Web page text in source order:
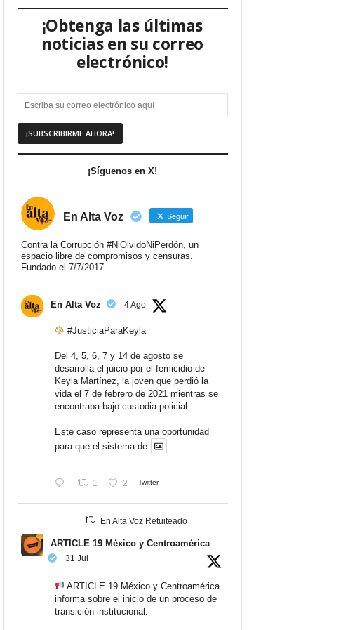
¡Obtenga las últimas
noticias en su correo
electrónico!
¡Síguenos en X!
En Alta Voz Seguir
Contra la Corrupción #NiOlvidoNiPerdón, un
espacio libre de compromisos y censuras.
Fundado el 7/7/2017.
En Alta Voz 4 Ago
#JusticiaParaKeyla
Del 4, 5, 6, 7 y 14 de agosto se
desarrolla el juicio por el femicidio de
Keyla Martínez, la joven que perdió la
vida el 7 de febrero de 2021 mientras se
encontraba bajo custodia policial.
Este caso representa una oportunidad
para que el sistema de
1 2 Twitter
En Alta Voz Retuiteado
ARTICLE 19 México y Centroamérica
31 Jul
ARTICLE 19 México y Centroamérica
informa sobre el inicio de un proceso de
transición institucional.